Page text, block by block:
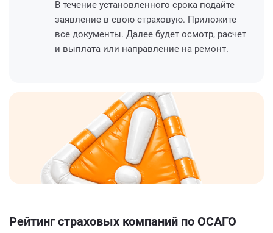
В течение установленного срока подайте
заявление в свою страховую. Приложите
все документы. Далее будет осмотр, расчет
и выплата или направление на ремонт.
Рейтинг страховых компаний по ОСАГО